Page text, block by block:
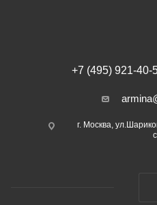
+7 (495) 921-40-
г. Москва,